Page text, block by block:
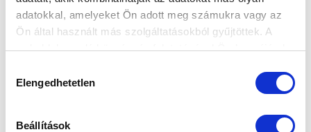
adatokkal, amelyeket Ön adott meg számukra vagy az
Ön által használt más szolgáltatásokból gyűjtöttek. A
weboldalon való böngészés folytatásával Ön hozzájárul a
kiválasztása
Elengedhetetlen
Beállítások
SZPONZOROK